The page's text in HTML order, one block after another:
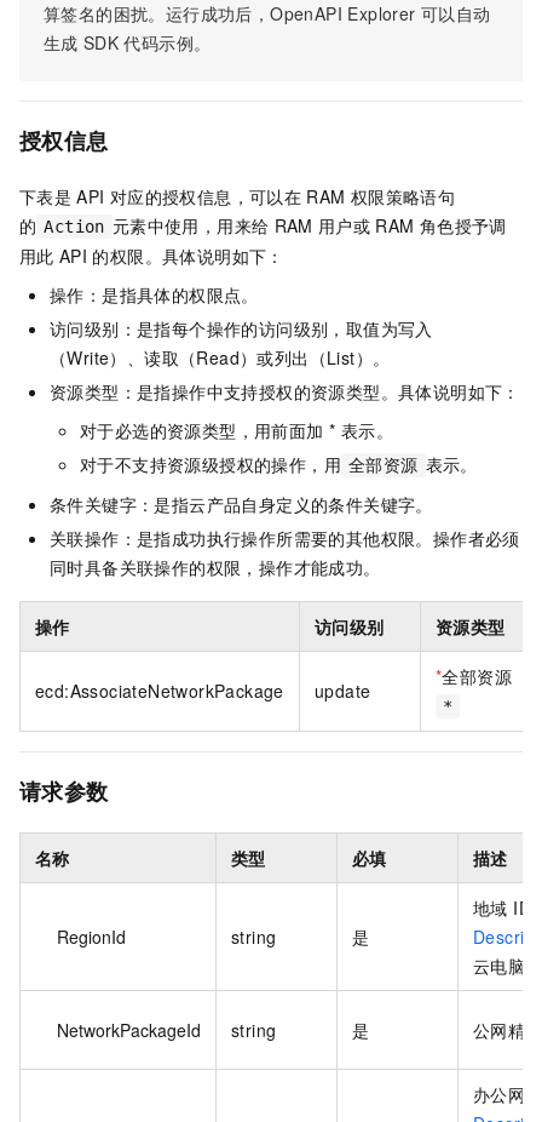
算签名的困扰。运行成功后，OpenAPI Explorer 可以自动
生成 SDK 代码示例。
授权信息
下表是 API 对应的授权信息，可以在 RAM 权限策略语句
的 Action 元素中使用，用来给 RAM 用户或 RAM 角色授予调
用此 API 的权限。具体说明如下：
操作：是指具体的权限点。
访问级别：是指每个操作的访问级别，取值为写入
（Write）、读取（Read）或列出（List）。
资源类型：是指操作中支持授权的资源类型。具体说明如下：
对于必选的资源类型，用前面加 * 表示。
对于不支持资源级授权的操作，用 全部资源 表示。
条件关键字：是指云产品自身定义的条件关键字。
关联操作：是指成功执行操作所需要的其他权限。操作者必须
同时具备关联操作的权限，操作才能成功。
操作 访问级别 资源类型
ecd:AssociateNetworkPackage update
*全部资源
*
请求参数
名称 类型 必填 描述
RegionId string 是
地域 ID
云电脑
NetworkPackageId string 是 公网精
办公网